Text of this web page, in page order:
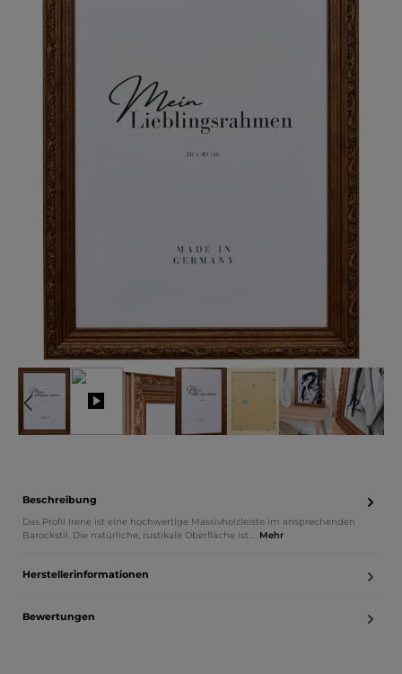
Beschreibung
Das Profil Irene ist eine hochwertige Massivholzleiste im ansprechenden
Barockstil. Die natürliche, rustikale Oberfläche ist… Mehr
Herstellerinformationen
Bewertungen